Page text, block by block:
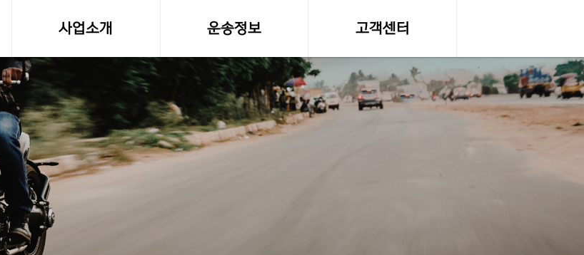
사업소개
소형화물(다마스,라보)
전국화물운송
오토바이퀵사업부
전국당일연계배송
운송정보
화물차량제원
전국화물 운송료조회
화물운송 이용약관
고객센터
온라인 견적문의
공지사항, 자료실